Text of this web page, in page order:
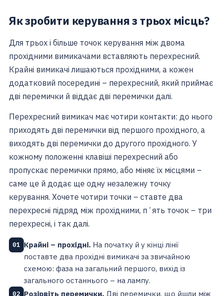
Як зробити керування з трьох місць?
Для трьох і більше точок керування між двома
прохідними вимикачами вставляють перехресний.
Крайні вимикачі лишаються прохідними, а кожен
додатковий посередині – перехресний, який приймає
дві перемички й віддає дві перемички далі.
Перехресний вимикач має чотири контакти: до нього
приходять дві перемички від першого прохідного, а
виходять дві перемички до другого прохідного. У
кожному положенні клавіші перехресний або
пропускає перемички прямо, або міняє їх місцями –
саме це й додає ще одну незалежну точку
керування. Хочете чотири точки – ставте два
перехресні підряд між прохідними, пʼять точок – три
перехресні, і так далі.
01 Крайні – прохідні. На початку й у кінці лінії
поставте два прохідні вимикачі за звичайною
схемою: фаза на загальний першого, вихід із
загального останнього – на лампу.
02 Розірвіть перемички. Дві перемички, що йшли між